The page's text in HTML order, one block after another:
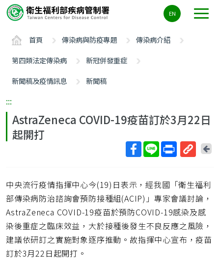
要
ALT+C
EN
首頁 傳染病與防疫專題
傳染病介紹
第四類法定傳染病
新冠併發重症
新聞稿及疫情訊息
新聞稿
:::
AstraZeneca COVID-19疫苗訂於3月22日
起開打
短
網
址
回
中央流行疫情指揮中心今(19)日表示，經我國「衛生福利
部傳染病防治諮詢會預防接種組(ACIP)」專家會議討論，
AstraZeneca COVID-19疫苗於預防COVID-19感染及感
染後重症之臨床效益，大於接種後發生不良反應之風險，
建議依研訂之實施對象逐序推動。故指揮中心宣布，疫苗
訂於3月22日起開打。